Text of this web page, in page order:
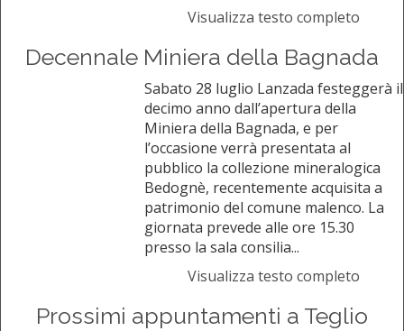
Visualizza testo completo
Decennale Miniera della Bagnada
Sabato 28 luglio Lanzada festeggerà il
decimo anno dall’apertura della
Miniera della Bagnada, e per
l’occasione verrà presentata al
pubblico la collezione mineralogica
Bedognè, recentemente acquisita a
patrimonio del comune malenco. La
giornata prevede alle ore 15.30
presso la sala consilia...
Visualizza testo completo
Prossimi appuntamenti a Teglio